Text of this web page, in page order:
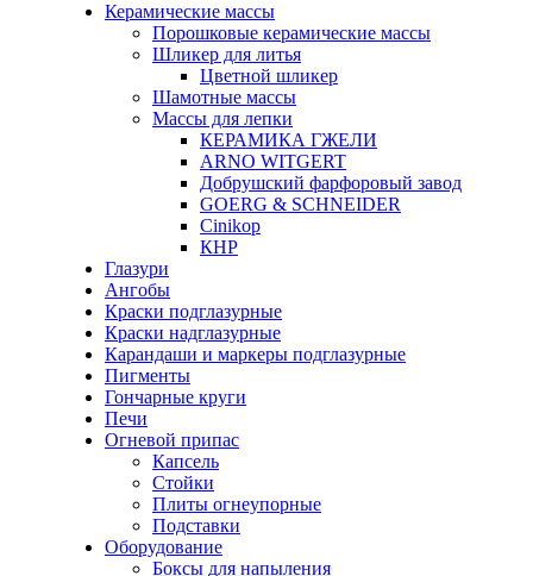
Керамические массы
Порошковые керамические массы
Шликер для литья
Цветной шликер
Шамотные массы
Массы для лепки
КЕРАМИКА ГЖЕЛИ
ARNO WITGERT
Добрушский фарфоровый завод
GOERG & SCHNEIDER
Cinikop
КНР
Глазури
Ангобы
Краски подглазурные
Краски надглазурные
Карандаши и маркеры подглазурные
Пигменты
Гончарные круги
Печи
Огневой припас
Капсель
Стойки
Плиты огнеупорные
Подставки
Оборудование
Боксы для напыления